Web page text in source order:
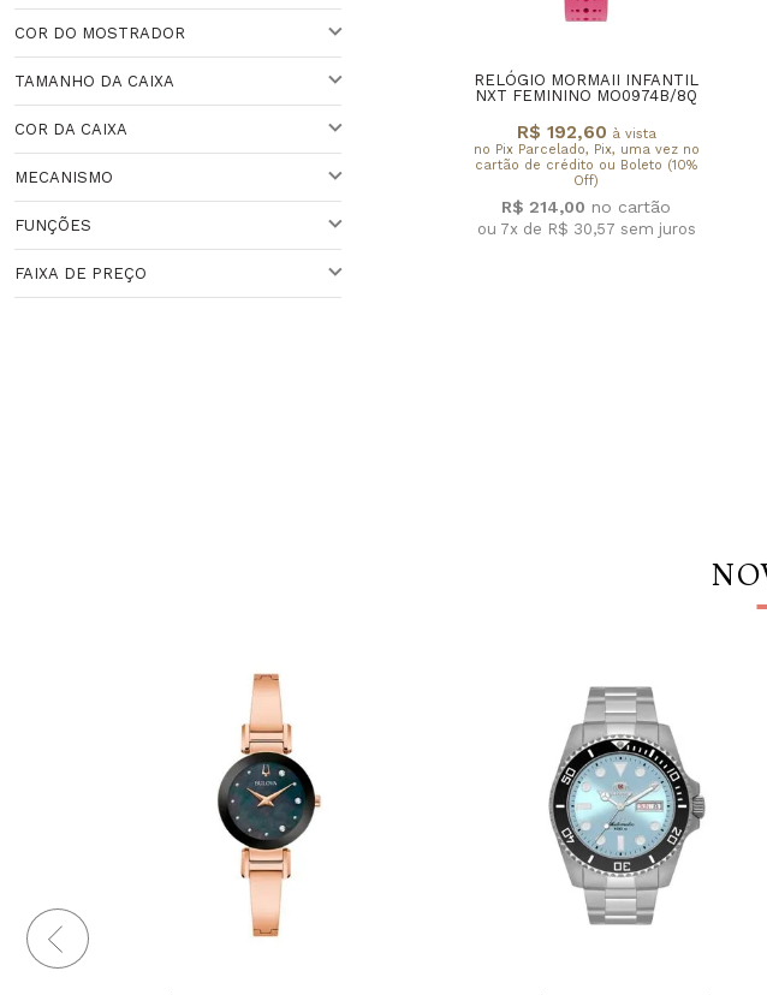
COR DO MOSTRADOR
TAMANHO DA CAIXA
COR DA CAIXA
MECANISMO
QUARTZO
FUNÇÕES
CRONÔMETRO
FAIXA DE PREÇO
RELÓGIO MORMAII INFANTIL
NXT FEMININO MO0974B/8Q
R$ 192,60 à vista
no Pix Parcelado, Pix, uma vez no
cartão de crédito ou Boleto (10%
Off)
R$ 214,00
ou 7x de R$ 30,57 sem juros